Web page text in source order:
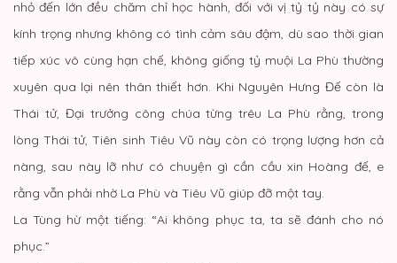
nhỏ đến lớn đều chăm chỉ học hành, đối với vị tỷ tỷ này có sự
kính trọng nhưng không có tình cảm sâu đậm, dù sao thời gian
tiếp xúc vô cùng hạn chế, không giống tỷ muội La Phù thường
xuyên qua lại nên thân thiết hơn. Khi Nguyên Hưng Đế còn là
Thái tử, Đại trưởng công chúa từng trêu La Phù rằng, trong
lòng Thái tử, Tiên sinh Tiêu Vũ này còn có trọng lượng hơn cả
nàng, sau này lỡ như có chuyện gì cần cầu xin Hoàng đế, e
rằng vẫn phải nhờ La Phù và Tiêu Vũ giúp đỡ một tay.
La Tùng hừ một tiếng: “Ai không phục ta, ta sẽ đánh cho nó
phục.”